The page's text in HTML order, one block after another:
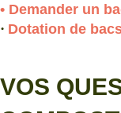
• Demander un
• Dotation de
VOS